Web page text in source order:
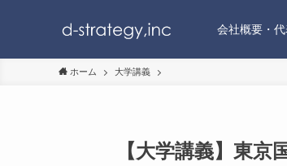
会社概要・
ホーム 大学講義
【大学講義】東